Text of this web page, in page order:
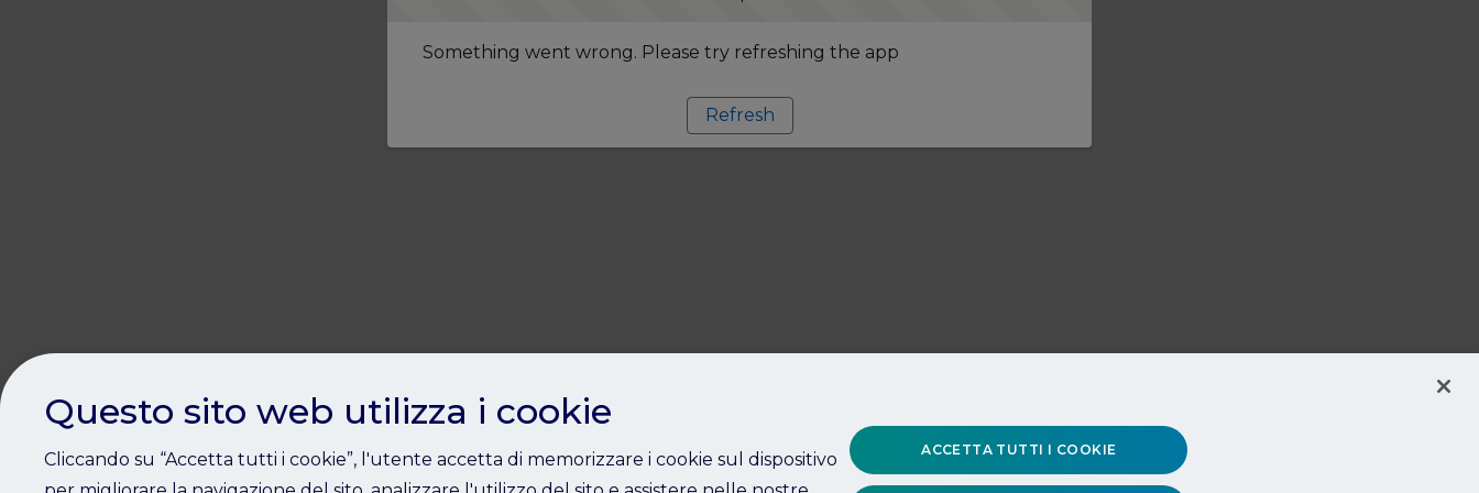
Something went wrong. Please try refreshing the app
Refresh
Questo sito web utilizza i cookie
Cliccando su “Accetta tutti i cookie”, l'utente accetta di memorizzare i cookie sul dispositivo
ACCETTA TUTTI I COOKIE